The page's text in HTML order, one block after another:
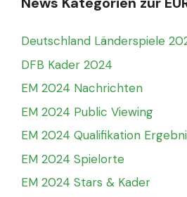
Deutschland Länderspiele
DFB Kader 2024
EM 2024 Nachrichten
EM 2024 Public Viewing
EM 2024 Qualifikation
EM 2024 Spielorte
EM 2024 Stars & Kader